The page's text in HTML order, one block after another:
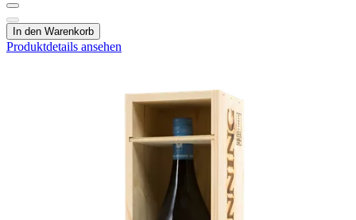
In den Warenkorb
Produktdetails ansehen